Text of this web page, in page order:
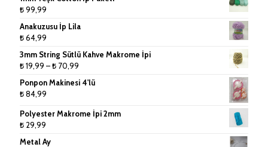
Tığlar ve Şişler
₺99,99
Anakuzusu İp Lila
₺64,99
3mm String Sütlü Kahve Makrome İpi
₺19,99 –₺ 70,99
₺ 19,99
₺ 70,99
Ponpon Makinesi 4'lü
₺84,99
Polyester Makrome İpi 2mm
₺ 29,99
Metal Ay